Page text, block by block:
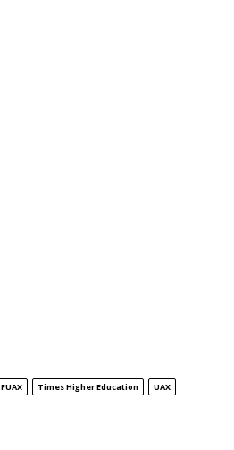
FUAX Times Higher Education
UAX